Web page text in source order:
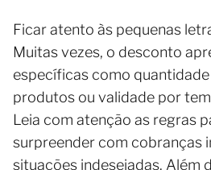
Ficar atento às pequenas
Muitas vezes, o desconto
específicas como
produtos ou validade por
Leia com atenção as regras
surpreender com cobranças
situações indesejadas. Além